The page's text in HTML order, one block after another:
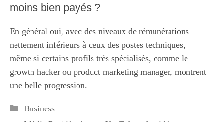
moins bien payés ?
En général oui, avec des niveaux de rémunérations
nettement inférieurs à ceux des postes techniques,
même si certains profils très spécialisés, comme le
growth hacker ou product marketing manager, montrent
une belle progression.
Catégories
Business